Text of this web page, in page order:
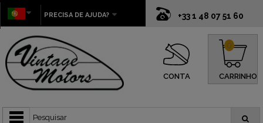
+33 1 48 07 51 60
PRECISA DE AJUDA?
CONTA CARRINHO
0